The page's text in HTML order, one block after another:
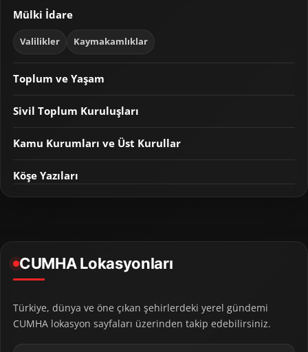
Mülki İdare
Valilikler Kaymakamlıklar
Toplum ve Yaşam
Sivil Toplum Kuruluşları
Kamu Kurumları ve Üst Kurullar
Köşe Yazıları
CUMHA Lokasyonları
Türkiye, dünya ve öne çıkan şehirlerdeki yerel gündemi
CUMHA lokasyon sayfaları üzerinden takip edebilirsiniz.